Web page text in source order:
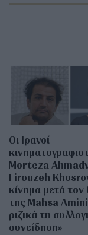
Οι Ιρανοί
Morteza
Firouzeh
κίνημα μετά τον
της Mahsa
ριζικά τη
συνείδηση»